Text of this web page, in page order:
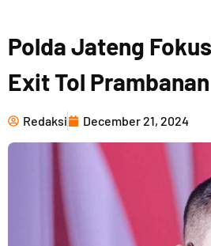
Polda Jateng
Exit Tol
Redaksi December 21, 2024